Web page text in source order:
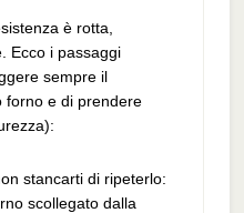
è rotta,
Ecco i passaggi
sempre il
forno e di prendere
stancarti di ripeterlo:
scollegato dalla